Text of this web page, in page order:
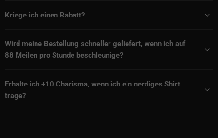
Kriege ich einen Rabatt?
Wird meine Bestellung schneller geliefert, wenn ich auf
88 Meilen pro Stunde beschleunige?
Erhalte ich +10 Charisma, wenn ich ein nerdiges Shirt
trage?